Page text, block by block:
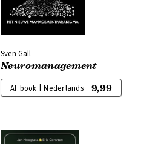
Sven Gall
Neuromanagement
AI-book | Nederlands 9,99